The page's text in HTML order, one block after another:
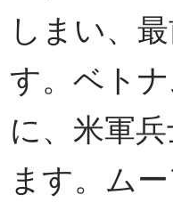
しまい、
す。ベト
に、米軍
ます。ム